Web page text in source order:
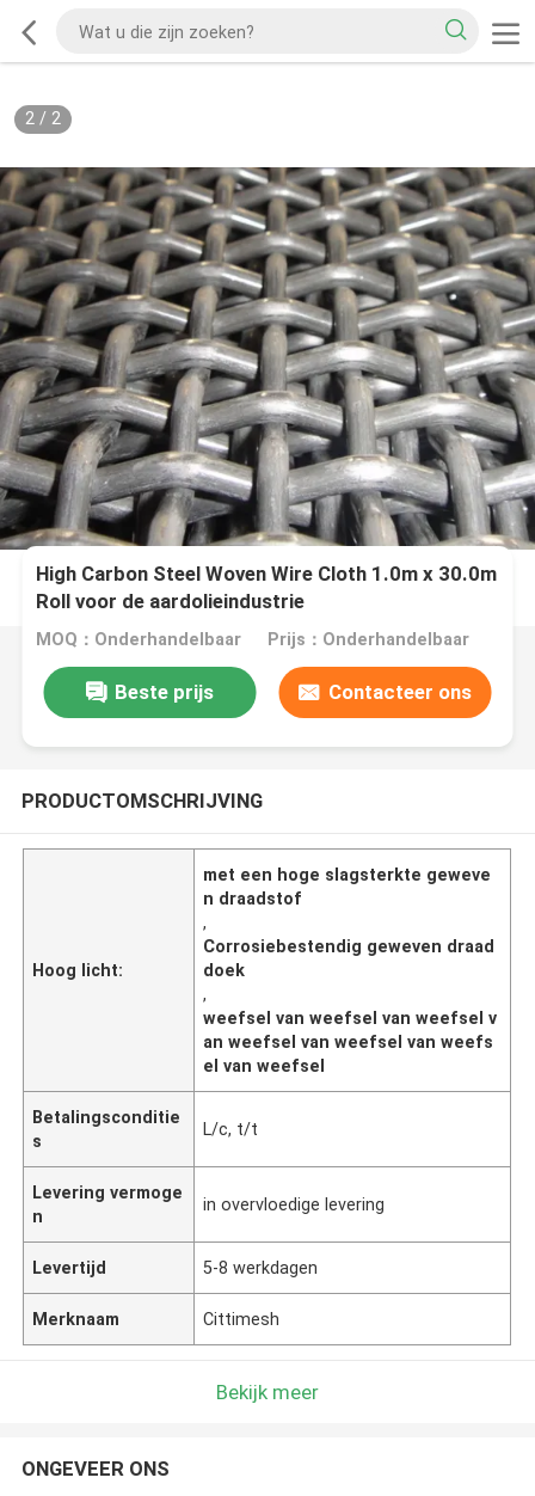
2/ 2
High Carbon Steel Woven Wire Cloth 1.0m x 30.0m
Roll voor de aardolieindustrie
MOQ：Onderhandelbaar Prijs：Onderhandelbaar
Beste prijs Contacteer ons
PRODUCTOMSCHRIJVING
Hoog licht:
met een hoge slagsterkte geweve
n draadstof
,
Corrosiebestendig geweven draad
doek
,
weefsel van weefsel van weefsel v
an weefsel van weefsel van weefs
el van weefsel
Betalingsconditie
s
L/c, t/t
Levering vermoge
n
in overvloedige levering
Levertijd 5-8 werkdagen
Merknaam Cittimesh
Bekijk meer
ONGEVEER ONS